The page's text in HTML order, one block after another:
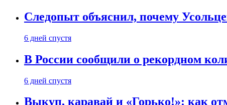
Следопыт объяснил, почему
6 дней спустя
В России сообщили о рекордном
6 дней спустя
Выкуп, каравай и «Горько!»: как